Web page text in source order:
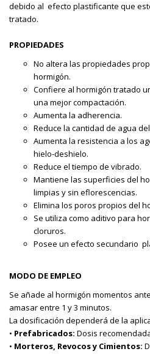
debido al efecto plastificante que
tratado.
PROPIEDADES
No altera las propiedades
hormigón.
Confiere al hormigón tratado
una mejor compactación.
Aumenta la adherencia.
Reduce la cantidad de agua
Aumenta la resistencia a los
hielo-deshielo.
Reduce el tiempo de vibrado.
Mantiene las superficies del
limpias y sin eflorescencias.
Elimina los poros propios del
Se utiliza como aditivo para
cloruros.
Posee un efecto secundario
MODO DE EMPLEO
Se añade al hormigón momentos
amasar entre 1 y 3 minutos.
La dosificación dependerá de la
• Prefabricados: Dosis
• Morteros, Revocos y Cimientos: